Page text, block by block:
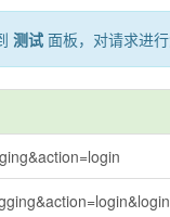
测试面板，对请求进行